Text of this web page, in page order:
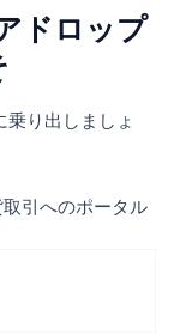
ドロップ
り出しましょ
引へのポータル